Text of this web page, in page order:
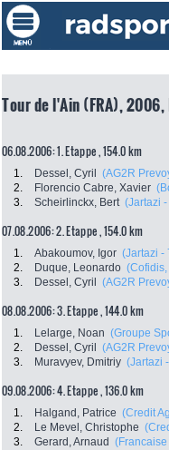
Tour de l'Ain (FRA),
06.08.2006: 1. Etappe , 154.0 km
1. Dessel, Cyril (AG2R
2.
Florencio Cabre, Xavier
3.
Scheirlinckx, Bert (Jartazi
07.08.2006: 2. Etappe , 154.0 km
1. Abakoumov, Igor (Jartazi -
2.
Duque, Leonardo (Cofidis,
3.
Dessel, Cyril (AG2R
08.08.2006: 3. Etappe , 144.0 km
1. Lelarge, Noan (Groupe
2.
Dessel, Cyril (AG2R
3.
Muravyev, Dmitriy (Jartazi
09.08.2006: 4. Etappe , 136.0 km
1. Halgand, Patrice (Credit
2.
Le Mevel, Christophe
3.
Gerard, Arnaud